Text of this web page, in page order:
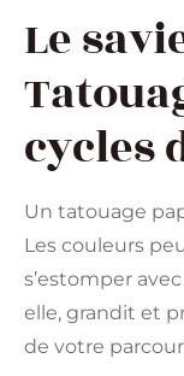
Le
cycles
Un tatouage
Les couleurs
s’estomper
elle, grandit et
de votre